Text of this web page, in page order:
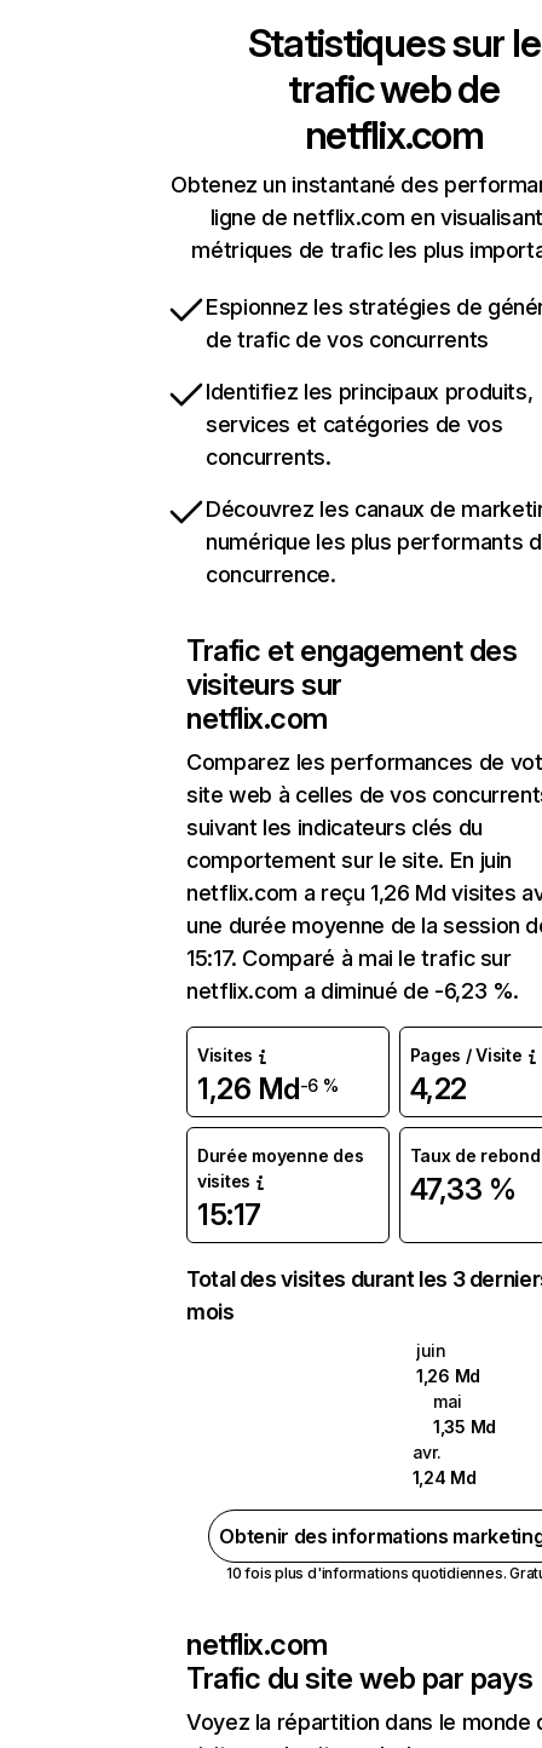
Statistiques sur le
trafic web de
netflix.com
Obtenez un instantané des
ligne de netflix.com en
métriques de trafic les plus
Espionnez les stratégies de
de trafic de vos concurrents
Identifiez les principaux produits,
services et catégories de vos
concurrents.
Découvrez les canaux de
numérique les plus performants
concurrence.
Trafic et engagement des
visiteurs sur
netflix.com
Comparez les performances de
site web à celles de vos
suivant les indicateurs clés du
comportement sur le site. En juin
netflix.com a reçu 1,26 Md visites
une durée moyenne de la session
15:17. Comparé à mai le trafic sur
netflix.com a diminué de -6,23 %.
Visites
1,26 Md-6 %
Pages / Visite
4,22
Durée moyenne des
visites
15:17
Taux de rebond
47,33 %
Total des visites durant les 3
mois
juin
1,26 Md
mai
1,35 Md
avr.
1,24 Md
Obtenir des informations
10 fois plus d'informations quotidiennes.
netflix.com
Trafic du site web par pays
Voyez la répartition dans le monde